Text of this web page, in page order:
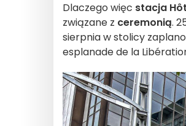
Dlaczego więc stacja
związane z ceremonią.
sierpnia w stolicy
esplanade de la